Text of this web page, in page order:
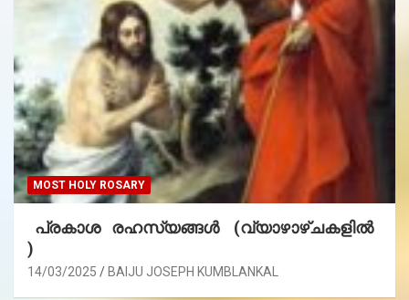
MOST HOLY ROSARY
പ്രകാശ രഹസ്യങ്ങൾ (വ്യാഴാഴ്ചകളിൽ
)
14/03/2025 BAIJU JOSEPH KUMBLANKAL